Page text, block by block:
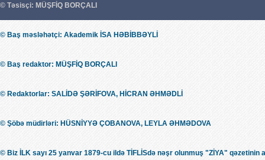
© Təsisçi: MÜŞFİQ BORÇALI
© Baş məsləhətçi: Akademik İSA HƏBİBBƏYLİ
© Baş redaktor: MÜŞFİQ BORÇALI
© Redaktorlar: SALİDƏ ŞƏRİFOVA, HİCRAN ƏHMƏDLİ
© Şöbə müdirləri: HÜSNİYYƏ ÇOBANOVA, LEYLA ƏHMƏDOVA
© Biz İLK sayı 25 yanvar 1879-cu ildə TİFLİSdə nəşr olunmuş "ZİYA" qəzetinin